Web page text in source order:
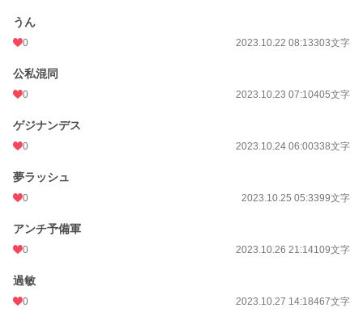
うん
0 2023.10.22 08:13303文字
公私混同
0 2023.10.23 07:10405文字
ゲジナンデス
0 2023.10.24 06:00338文字
夢ラッシュ
0 2023.10.25 05:3399文字
アンチ予備軍
0 2023.10.26 21:14109文字
過敏
0 2023.10.27 14:18467文字